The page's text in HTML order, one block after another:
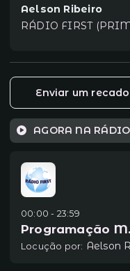
Aelson Ribeiro
RÁDIO FIRST
Enviar um recado
AGORA NA RÁDIO
00:00 - 23:59
Locução por: Aelson